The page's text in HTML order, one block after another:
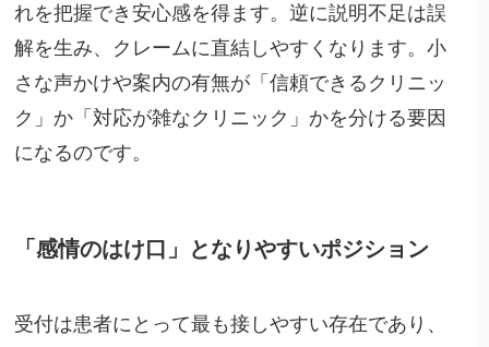
れを把握でき安心感を得ます。逆に説明不足は誤
解を生み、クレームに直結しやすくなります。小
さな声かけや案内の有無が「信頼できるクリニッ
ク」か「対応が雑なクリニック」かを分ける要因
になるのです。
「感情のはけ口」となりやすいポジション
受付は患者にとって最も接しやすい存在であり、